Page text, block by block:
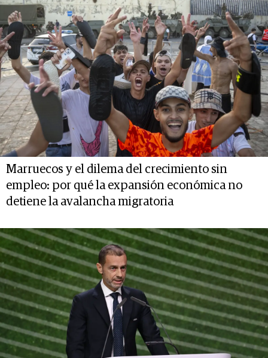
Marruecos y el dilema del crecimiento sin
empleo: por qué la expansión económica no
detiene la avalancha migratoria